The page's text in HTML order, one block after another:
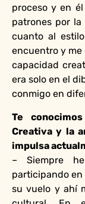
proceso y en
patrones por la
cuanto al
encuentro y
capacidad
era solo en el
conmigo en
Te
Creativa y la
impulsa
– Siempre
participando en
su vuelo y ahí